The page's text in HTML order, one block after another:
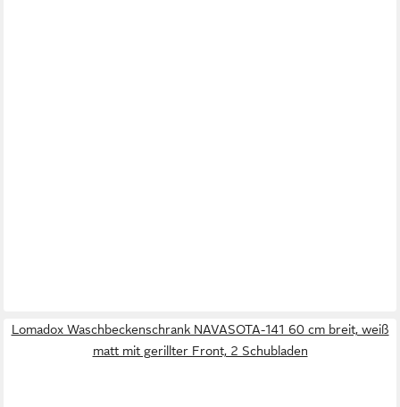
Lomadox Waschbeckenschrank NAVASOTA-141 60 cm breit, weiß
matt mit gerillter Front, 2 Schubladen